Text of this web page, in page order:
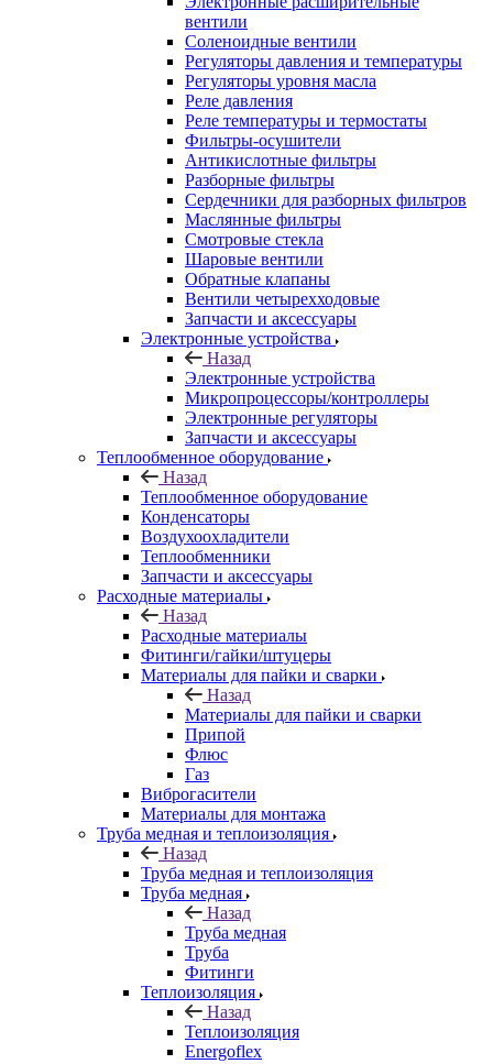
вентили
Соленоидные вентили
Регуляторы давления и температуры
Регуляторы уровня масла
Реле давления
Реле температуры и термостаты
Фильтры-осушители
Антикислотные фильтры
Разборные фильтры
Сердечники для разборных фильтров
Маслянные фильтры
Смотровые стекла
Шаровые вентили
Обратные клапаны
Вентили четырехходовые
Запчасти и аксессуары
Электронные устройства
Назад
Электронные устройства
Микропроцессоры/контроллеры
Электронные регуляторы
Запчасти и аксессуары
Теплообменное оборудование
Назад
Теплообменное оборудование
Конденсаторы
Воздухоохладители
Теплообменники
Запчасти и аксессуары
Расходные материалы
Назад
Расходные материалы
Фитинги/гайки/штуцеры
Материалы для пайки и сварки
Назад
Материалы для пайки и сварки
Припой
Флюс
Газ
Виброгасители
Материалы для монтажа
Труба медная и теплоизоляция
Назад
Труба медная и теплоизоляция
Труба медная
Назад
Труба медная
Труба
Фитинги
Теплоизоляция
Назад
Теплоизоляция
Energoflex